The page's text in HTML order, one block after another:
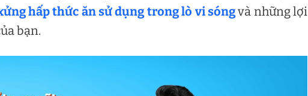
hấp thức ăn sử dụng trong lò vi sóngvà những lợi
bạn.